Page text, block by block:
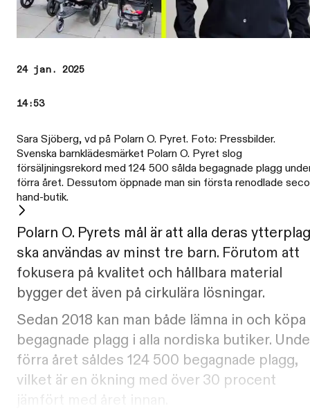
24 jan. 2025
14:53
Sara Sjöberg, vd på Polarn O. Pyret. Foto: Pressbilder.
Svenska barnklädesmärket Polarn O. Pyret slog
försäljningsrekord med 124 500 sålda begagnade plagg
förra året. Dessutom öppnade man sin första renodlade
hand-butik.
Polarn O. Pyrets mål är att alla deras
ska användas av minst tre barn. Förutom att
fokusera på kvalitet och hållbara material
bygger det även på cirkulära lösningar.
Sedan 2018 kan man både lämna in och köpa
begagnade plagg i alla nordiska butiker.
förra året såldes 124 500 begagnade plagg,
vilket är en ökning med över 30 procent